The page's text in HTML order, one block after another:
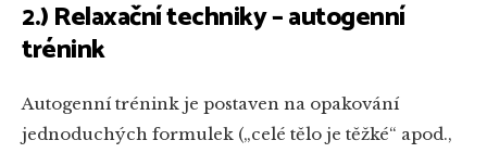
2.) Relaxační techniky – autogenní
trénink
Autogenní trénink je postaven na opakování
jednoduchých formulek („celé tělo je těžké“ apod.,